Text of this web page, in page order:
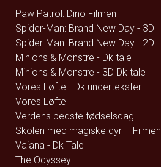
Paw Patrol: Dino Filmen
Spider-Man: Brand New Day - 3D
Spider-Man: Brand New Day - 2D
Minions & Monstre - Dk tale
Minions & Monstre - 3D Dk tale
Vores Løfte - Dk undertekster
Vores Løfte
Verdens bedste fødselsdag
Skolen med magiske dyr – Filmen
Vaiana - Dk Tale
The Odyssey